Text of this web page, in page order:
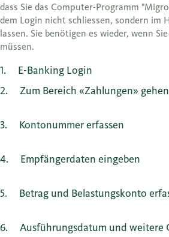
dass Sie das Computer-Programm
dem Login nicht schliessen, sondern im
lassen. Sie benötigen es wieder, wenn
müssen.
1
E-Banking Login
2
Zum Bereich «Zahlungen» gehen
3 Kontonummer erfassen
4 Empfängerdaten eingeben
5 Betrag und Belastungskonto
6 Ausführungsdatum und weitere